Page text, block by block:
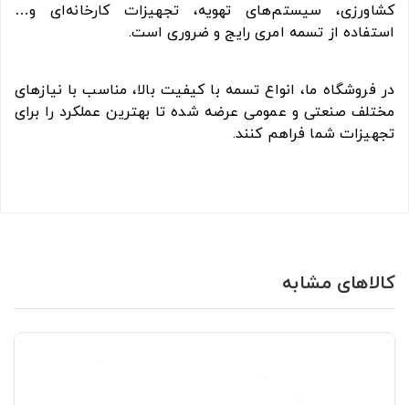
کشاورزی، سیستم‌های تهویه، تجهیزات کارخانه‌ای و…
استفاده از تسمه امری رایج و ضروری است.
در فروشگاه ما، انواع تسمه با کیفیت بالا، مناسب با نیازهای
مختلف صنعتی و عمومی عرضه شده تا بهترین عملکرد را برای
تجهیزات شما فراهم کنند.
کالاهای مشابه